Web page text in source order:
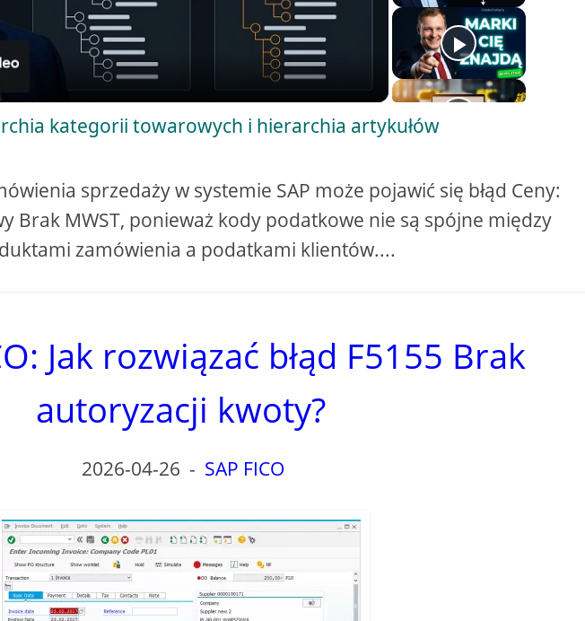
l
a
y
V
i
e
o
kategorii towarowych i hierarchia artykułów
sprzedaży w systemie SAP może pojawić się błąd Ceny:
Brak MWST, ponieważ kody podatkowe nie są spójne między
zamówienia a podatkami klientów....
Jak rozwiązać błąd F5155 Brak
autoryzacji kwoty?
2026-04-26 - SAP FICO